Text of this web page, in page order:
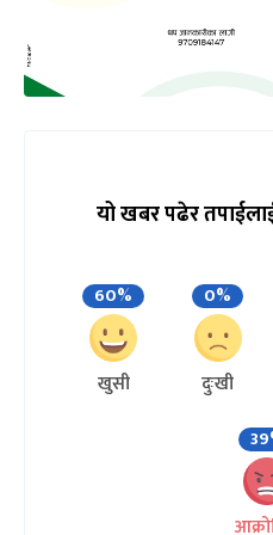
यो खबर पढेर
60%
खुसी
0%
दुःखी